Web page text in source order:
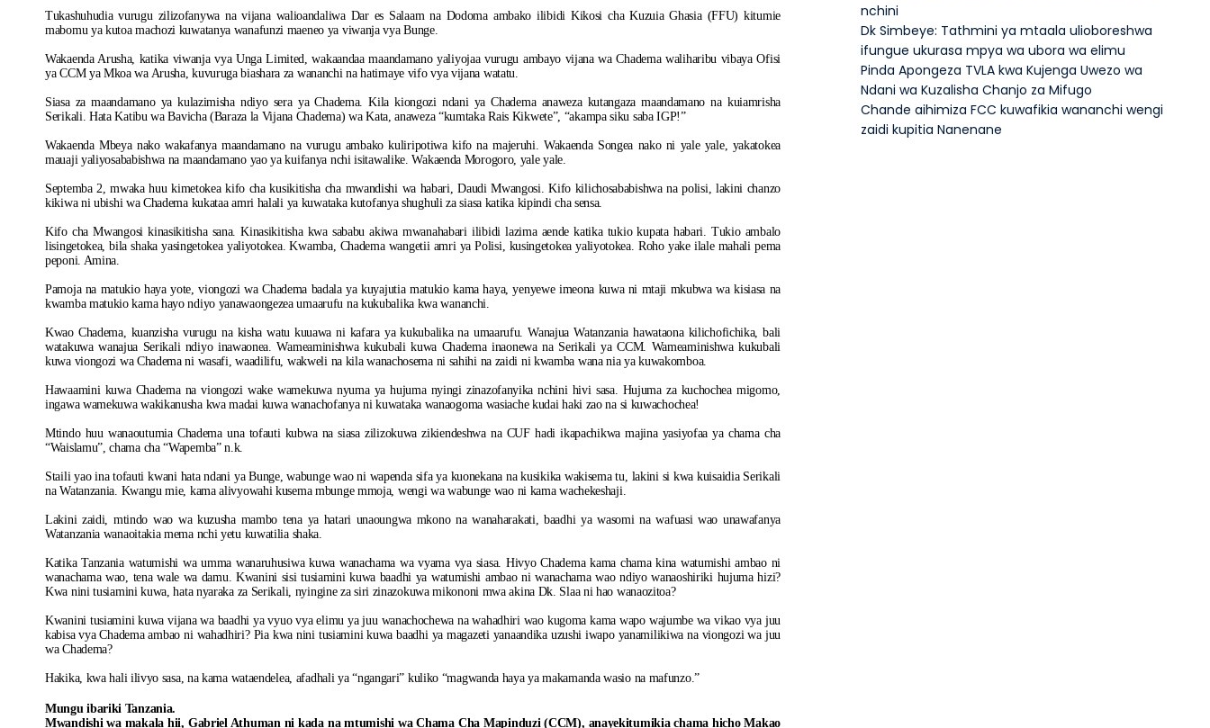
Tukashuhudia vurugu zilizofanywa na vijana walioandaliwa Dar es Salaam na Dodoma ambako ilibidi Kikosi cha Kuzuia Ghasia (FFU) kitumie
mabomu ya kutoa machozi kuwatanya wanafunzi maeneo ya viwanja vya Bunge.
Wakaenda Arusha, katika viwanja vya Unga Limited, wakaandaa maandamano yaliyojaa vurugu ambayo vijana wa Chadema waliharibu vibaya Ofisi
ya CCM ya Mkoa wa Arusha, kuvuruga biashara za wananchi na hatimaye vifo vya vijana watatu.
Siasa za maandamano ya kulazimisha ndiyo sera ya Chadema. Kila kiongozi ndani ya Chadema anaweza kutangaza maandamano na kuiamrisha
Serikali. Hata Katibu wa Bavicha (Baraza la Vijana Chadema) wa Kata, anaweza “kumtaka Rais Kikwete”, “akampa siku saba IGP!”
Wakaenda Mbeya nako wakafanya maandamano na vurugu ambako kuliripotiwa kifo na majeruhi. Wakaenda Songea nako ni yale yale, yakatokea
mauaji yaliyosababishwa na maandamano yao ya kuifanya nchi isitawalike. Wakaenda Morogoro, yale yale.
Septemba 2, mwaka huu kimetokea kifo cha kusikitisha cha mwandishi wa habari, Daudi Mwangosi. Kifo kilichosababishwa na polisi, lakini chanzo
kikiwa ni ubishi wa Chadema kukataa amri halali ya kuwataka kutofanya shughuli za siasa katika kipindi cha sensa.
Kifo cha Mwangosi kinasikitisha sana. Kinasikitisha kwa sababu akiwa mwanahabari ilibidi lazima aende katika tukio kupata habari. Tukio ambalo
lisingetokea, bila shaka yasingetokea yaliyotokea. Kwamba, Chadema wangetii amri ya Polisi, kusingetokea yaliyotokea. Roho yake ilale mahali pema
peponi. Amina.
Pamoja na matukio haya yote, viongozi wa Chadema badala ya kuyajutia matukio kama haya, yenyewe imeona kuwa ni mtaji mkubwa wa kisiasa na
kwamba matukio kama hayo ndiyo yanawaongezea umaarufu na kukubalika kwa wananchi.
Kwao Chadema, kuanzisha vurugu na kisha watu kuuawa ni kafara ya kukubalika na umaarufu. Wanajua Watanzania hawataona kilichofichika, bali
watakuwa wanajua Serikali ndiyo inawaonea. Wameaminishwa kukubali kuwa Chadema inaonewa na Serikali ya CCM. Wameaminishwa kukubali
kuwa viongozi wa Chadema ni wasafi, waadilifu, wakweli na kila wanachosema ni sahihi na zaidi ni kwamba wana nia ya kuwakomboa.
Hawaamini kuwa Chadema na viongozi wake wamekuwa nyuma ya hujuma nyingi zinazofanyika nchini hivi sasa. Hujuma za kuchochea migomo,
ingawa wamekuwa wakikanusha kwa madai kuwa wanachofanya ni kuwataka wanaogoma wasiache kudai haki zao na si kuwachochea!
Mtindo huu wanaoutumia Chadema una tofauti kubwa na siasa zilizokuwa zikiendeshwa na CUF hadi ikapachikwa majina yasiyofaa ya chama cha
“Waislamu”, chama cha “Wapemba” n.k.
Staili yao ina tofauti kwani hata ndani ya Bunge, wabunge wao ni wapenda sifa ya kuonekana na kusikika wakisema tu, lakini si kwa kuisaidia Serikali
na Watanzania. Kwangu mie, kama alivyowahi kusema mbunge mmoja, wengi wa wabunge wao ni kama wachekeshaji.
Lakini zaidi, mtindo wao wa kuzusha mambo tena ya hatari unaoungwa mkono na wanaharakati, baadhi ya wasomi na wafuasi wao unawafanya
Watanzania wanaoitakia mema nchi yetu kuwatilia shaka.
Katika Tanzania watumishi wa umma wanaruhusiwa kuwa wanachama wa vyama vya siasa. Hivyo Chadema kama chama kina watumishi ambao ni
wanachama wao, tena wale wa damu. Kwanini sisi tusiamini kuwa baadhi ya watumishi ambao ni wanachama wao ndiyo wanaoshiriki hujuma hizi?
Kwa nini tusiamini kuwa, hata nyaraka za Serikali, nyingine za siri zinazokuwa mikononi mwa akina Dk. Slaa ni hao wanaozitoa?
Kwanini tusiamini kuwa vijana wa baadhi ya vyuo vya elimu ya juu wanachochewa na wahadhiri wao kugoma kama wapo wajumbe wa vikao vya juu
kabisa vya Chadema ambao ni wahadhiri? Pia kwa nini tusiamini kuwa baadhi ya magazeti yanaandika uzushi iwapo yanamilikiwa na viongozi wa juu
wa Chadema?
Hakika, kwa hali ilivyo sasa, na kama wataendelea, afadhali ya “ngangari” kuliko “magwanda haya ya makamanda wasio na mafunzo.”
Mungu ibariki Tanzania.
Mwandishi wa makala hii, Gabriel Athuman ni kada na mtumishi wa Chama Cha Mapinduzi (CCM), anayekitumikia chama hicho Makao
nchini
Dk Simbeye: Tathmini ya mtaala ulioboreshwa
ifungue ukurasa mpya wa ubora wa elimu
Pinda Apongeza TVLA kwa Kujenga Uwezo wa
Ndani wa Kuzalisha Chanjo za Mifugo
Chande aihimiza FCC kuwafikia wananchi wengi
zaidi kupitia Nanenane